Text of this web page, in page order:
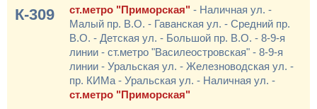
К-309 ст.метро "Приморская" - Наличная ул. -
Малый пр. В.О. - Гаванская ул. - Средний пр.
В.О. - Детская ул. - Большой пр. В.О. - 8-9-я
линии - ст.метро "Василеостровская" - 8-9-я
линии - Уральская ул. - Железноводская ул. -
пр. КИМа - Уральская ул. - Наличная ул. -
ст.метро "Приморская"